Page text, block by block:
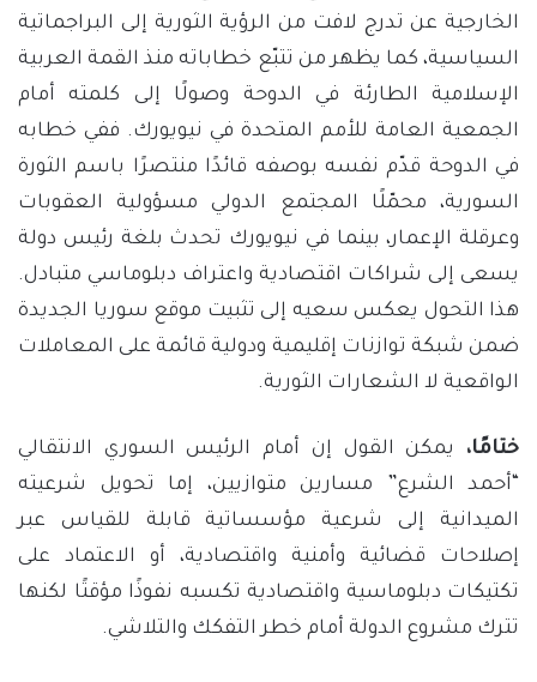
الخارجية عن تدرج لافت من الرؤية الثورية إلى البراجماتية
السياسية، كما يظهر من تتبّع خطاباته منذ القمة العربية
الإسلامية الطارئة في الدوحة وصولًا إلى كلمته أمام
الجمعية العامة للأمم المتحدة في نيويورك. ففي خطابه
في الدوحة قدّم نفسه بوصفه قائدًا منتصرًا باسم الثورة
السورية، محمّلًا المجتمع الدولي مسؤولية العقوبات
وعرقلة الإعمار، بينما في نيويورك تحدث بلغة رئيس دولة
يسعى إلى شراكات اقتصادية واعتراف دبلوماسي متبادل.
هذا التحول يعكس سعيه إلى تثبيت موقع سوريا الجديدة
ضمن شبكة توازنات إقليمية ودولية قائمة على المعاملات
الواقعية لا الشعارات الثورية.
ختامًا، يمكن القول إن أمام الرئيس السوري الانتقالي
“أحمد الشرع” مسارين متوازيين، إما تحويل شرعيته
الميدانية إلى شرعية مؤسساتية قابلة للقياس عبر
إصلاحات قضائية وأمنية واقتصادية، أو الاعتماد على
تكتيكات دبلوماسية واقتصادية تكسبه نفوذًا مؤقتًا لكنها
تترك مشروع الدولة أمام خطر التفكك والتلاشي.